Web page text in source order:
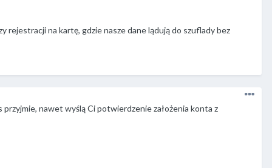
na kartę, gdzie nasze dane lądują do szuflady bez
nawet wyślą Ci potwierdzenie założenia konta z